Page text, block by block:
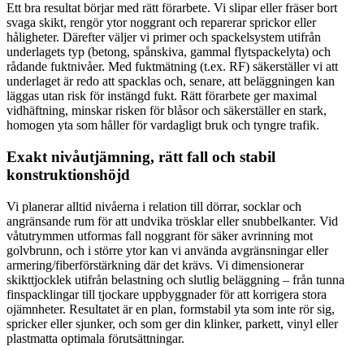
Ett bra resultat börjar med rätt förarbete. Vi slipar eller fräser bort
svaga skikt, rengör ytor noggrant och reparerar sprickor eller
håligheter. Därefter väljer vi primer och spackelsystem utifrån
underlagets typ (betong, spånskiva, gammal flytspackelyta) och
rådande fuktnivåer. Med fuktmätning (t.ex. RF) säkerställer vi att
underlaget är redo att spacklas och, senare, att beläggningen kan
läggas utan risk för instängd fukt. Rätt förarbete ger maximal
vidhäftning, minskar risken för blåsor och säkerställer en stark,
homogen yta som håller för vardagligt bruk och tyngre trafik.
Exakt nivåutjämning, rätt fall och stabil
konstruktionshöjd
Vi planerar alltid nivåerna i relation till dörrar, socklar och
angränsande rum för att undvika trösklar eller snubbelkanter. Vid
våtutrymmen utformas fall noggrant för säker avrinning mot
golvbrunn, och i större ytor kan vi använda avgränsningar eller
armering/fiberförstärkning där det krävs. Vi dimensionerar
skikttjocklek utifrån belastning och slutlig beläggning – från tunna
finspacklingar till tjockare uppbyggnader för att korrigera stora
ojämnheter. Resultatet är en plan, formstabil yta som inte rör sig,
spricker eller sjunker, och som ger din klinker, parkett, vinyl eller
plastmatta optimala förutsättningar.